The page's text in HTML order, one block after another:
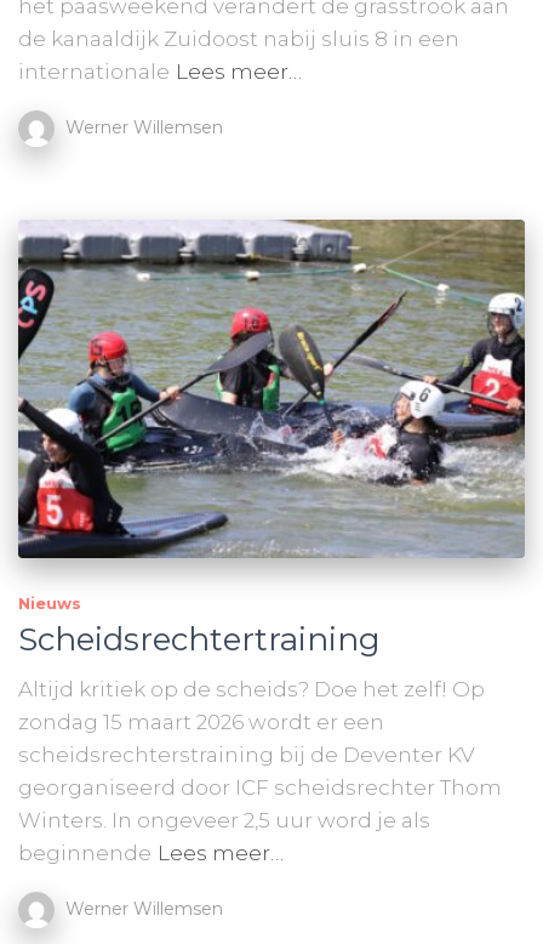
het paasweekend verandert de grasstrook aan
de kanaaldijk Zuidoost nabij sluis 8 in een
internationale Lees meer…
Werner Willemsen
Nieuws
Scheidsrechtertraining
Altijd kritiek op de scheids? Doe het zelf! Op
zondag 15 maart 2026 wordt er een
scheidsrechterstraining bij de Deventer KV
georganiseerd door ICF scheidsrechter Thom
Winters. In ongeveer 2,5 uur word je als
beginnende Lees meer…
Werner Willemsen